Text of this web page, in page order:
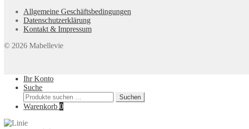
Allgemeine Geschäftsbedingungen
Datenschutzerklärung
Kontakt & Impressum
© 2026 Mabellevie
Ihr Konto
Suche
Suchen
nach:
Suchen
Warenkorb 0